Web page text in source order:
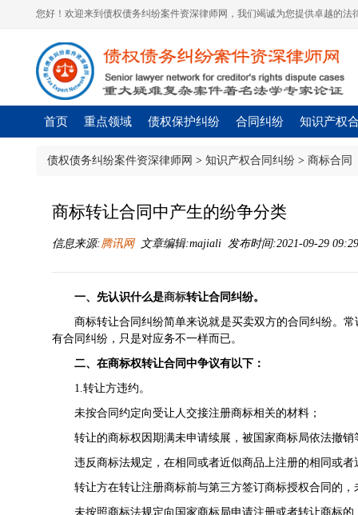
您好！欢迎来到债权债务纠纷案件资深律师网，我们竭诚为您提供卓越的法
首页 重点领域 债权保护纠纷 合同纠纷 知识产权
债权债务纠纷案件资深律师网 > 知识产权合同纠纷 > 商标合同
商标转让合同中产生的纷争分类
信息来源:腾讯网文章编辑:majiali 发布时间:2021-09-29
一、先认识什么是商标转让合同纠纷。
商标转让合同纠纷简单来说就是买卖双方的合同纠纷。常
有合同纠纷，只是对应务不一样而已。
二、在商标权转让合同中争议有以下：
1.转让方违约。
未按合同约定向受让人交接注册商标相关的材料；
转让的商标权因期满未申请续展，被国家商标局依法撤销
违反商标法规定，在相同或者近似商品上注册的相同或
转让方在转让注册商标前与第三方签订商标授权合同的
未按照商标法规定向国家商标局申请注册或者转让商标的